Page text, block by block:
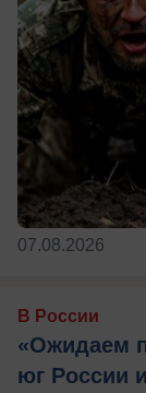
07.08.2026
В России
«Ожидаем
юг России